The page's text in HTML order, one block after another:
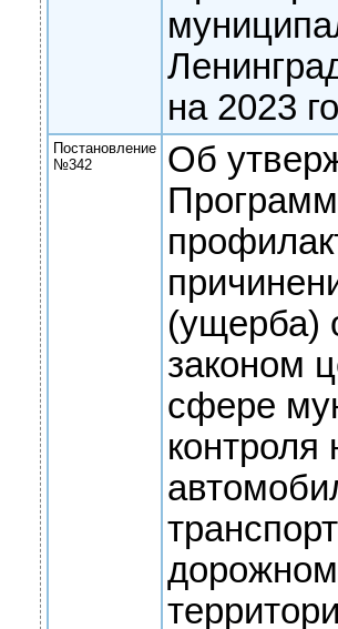
на 2023
Постановление
№342
Об
(ущерба)
законом
сфере
контроля